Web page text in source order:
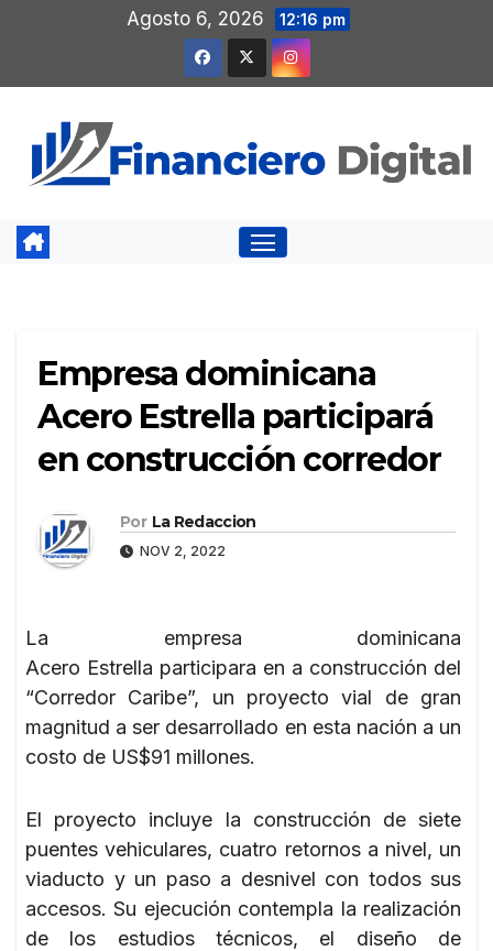
contenido
Agosto 6, 2026 12:16 pm
Empresa dominicana
Acero Estrella participará
en construcción corredor
Por La Redaccion
NOV 2, 2022
La empresa dominicana
Acero Estrella participara en a construcción del
“Corredor Caribe”, un proyecto vial de gran
magnitud a ser desarrollado en esta nación a un
costo de US$91 millones.
El proyecto incluye la construcción de siete
puentes vehiculares, cuatro retornos a nivel, un
viaducto y un paso a desnivel con todos sus
accesos. Su ejecución contempla la realización
de los estudios técnicos, el diseño de